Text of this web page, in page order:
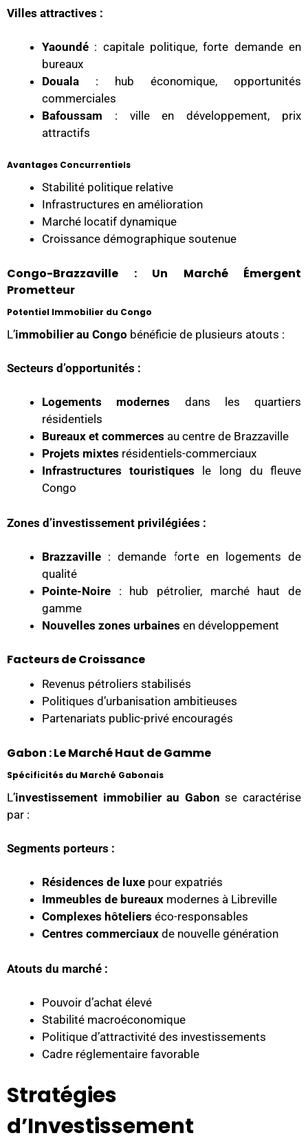
Villes attractives :
Yaoundé : capitale politique, forte demande en
bureaux
Douala : hub économique, opportunités
commerciales
Bafoussam : ville en développement, prix
attractifs
Avantages Concurrentiels
Stabilité politique relative
Infrastructures en amélioration
Marché locatif dynamique
Croissance démographique soutenue
Congo-Brazzaville : Un Marché Émergent
Prometteur
Potentiel Immobilier du Congo
L’immobilier au Congo bénéficie de plusieurs atouts :
Secteurs d’opportunités :
Logements modernes dans les quartiers
résidentiels
Bureaux et commerces au centre de Brazzaville
Projets mixtes résidentiels-commerciaux
Infrastructures touristiques le long du fleuve
Congo
Zones d’investissement privilégiées :
Brazzaville : demande forte en logements de
qualité
Pointe-Noire : hub pétrolier, marché haut de
gamme
Nouvelles zones urbaines en développement
Facteurs de Croissance
Revenus pétroliers stabilisés
Politiques d’urbanisation ambitieuses
Partenariats public-privé encouragés
Gabon : Le Marché Haut de Gamme
Spécificités du Marché Gabonais
L’investissement immobilier au Gabon se caractérise
par :
Segments porteurs :
Résidences de luxe pour expatriés
Immeubles de bureaux modernes à Libreville
Complexes hôteliers éco-responsables
Centres commerciaux de nouvelle génération
Atouts du marché :
Pouvoir d’achat élevé
Stabilité macroéconomique
Politique d’attractivité des investissements
Cadre réglementaire favorable
Stratégies
d’Investissement